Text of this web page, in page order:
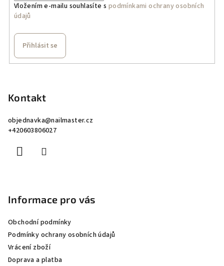
Vložením e-mailu souhlasíte s podmínkami ochrany osobních
údajů
Přihlásit se
Kontakt
objednavka@nailmaster.cz
+420603806027
Informace pro vás
Obchodní podmínky
Podmínky ochrany osobních údajů
Vrácení zboží
Doprava a platba